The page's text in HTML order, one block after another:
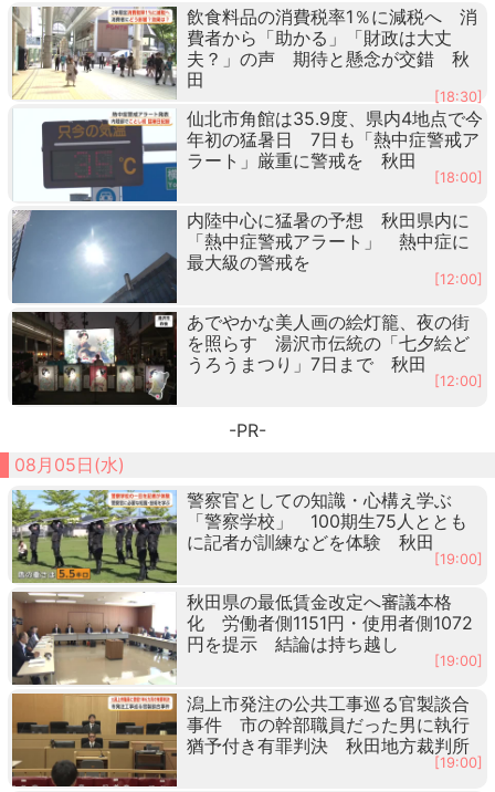
飲食料品の消費税率1％に減税へ 消
費者から「助かる」「財政は大丈
夫？」の声 期待と懸念が交錯 秋
田
[18:30]
仙北市角館は35.9度、県内4地点で今
年初の猛暑日 7日も「熱中症警戒ア
ラート」厳重に警戒を 秋田
[18:00]
内陸中心に猛暑の予想 秋田県内に
「熱中症警戒アラート」 熱中症に
最大級の警戒を
[12:00]
あでやかな美人画の絵灯籠、夜の街
を照らす 湯沢市伝統の「七夕絵ど
うろうまつり」7日まで 秋田
[12:00]
-PR-
08月05日(水)
警察官としての知識・心構え学ぶ
「警察学校」 100期生75人ととも
に記者が訓練などを体験 秋田
[19:00]
秋田県の最低賃金改定へ審議本格
化 労働者側1151円・使用者側1072
円を提示 結論は持ち越し
[19:00]
潟上市発注の公共工事巡る官製談合
事件 市の幹部職員だった男に執行
猶予付き有罪判決 秋田地方裁判所
[19:00]